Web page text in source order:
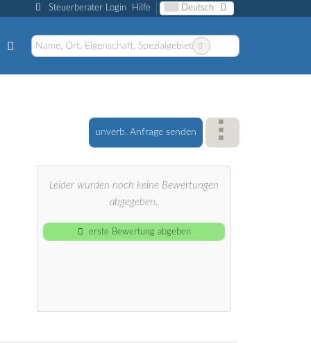
Steuerberater Login Hilfe Deutsch
unverb. Anfrage senden
Leider wurden noch keine Bewertungen
abgegeben.
erste Bewertung abgeben